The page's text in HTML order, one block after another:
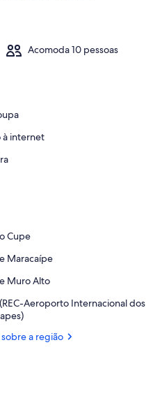
Acomoda 10 pessoas
à internet
Cupe
Maracaípe
Muro Alto
Aeroporto Internacional dos
a região